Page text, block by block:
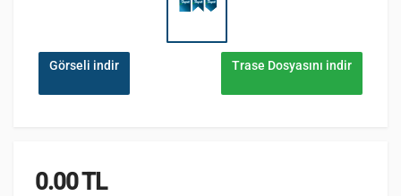
Görseli indir Trase Dosyasını indir
0.00 TL